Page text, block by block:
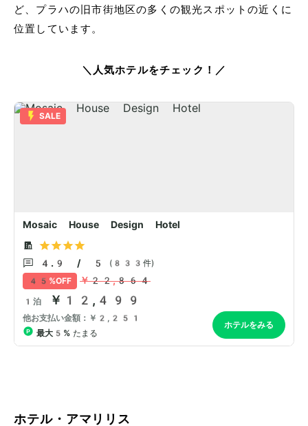
ど、プラハの旧市街地区の多くの観光スポットの近くに
位置しています。
＼人気ホテルをチェック！／
ホテル・アマリリス